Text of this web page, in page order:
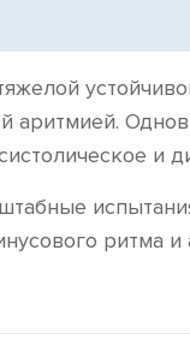
аритмией.
и
ритма и